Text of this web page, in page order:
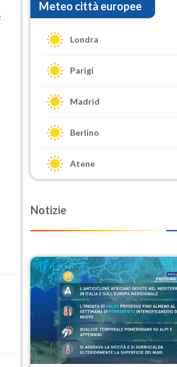
Meteo città europee
Londra
Parigi
Madrid
Berlino
Atene
Notizie